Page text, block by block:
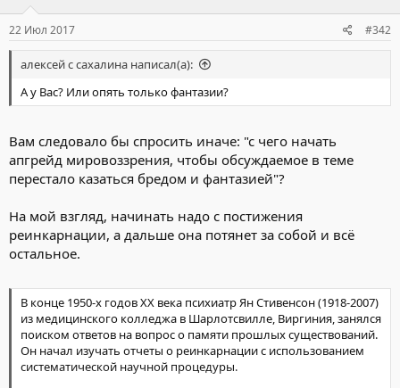
22 Июл 2017 #342
алексей с сахалина написал(а):
А у Вас? Или опять только фантазии?
Вам следовало бы спросить иначе: "с чего начать
апгрейд мировоззрения, чтобы обсуждаемое в теме
перестало казаться бредом и фантазией"?
На мой взгляд, начинать надо с постижения
реинкарнации, а дальше она потянет за собой и всё
остальное.
В конце 1950-х годов ХХ века психиатр Ян Стивенсон (1918-2007)
из медицинского колледжа в Шарлотсвилле, Виргиния, занялся
поиском ответов на вопрос о памяти прошлых существований.
Он начал изучать отчеты о реинкарнации с использованием
систематической научной процедуры.